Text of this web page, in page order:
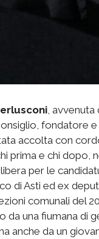
,
fondatore
accolta con
prima e chi dopo,
per le
di Asti ed ex
comunali del
una fiumana di
anche da un